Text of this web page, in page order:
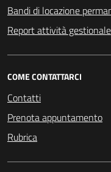
Bandi di locazione
Report attività gestionale
COME CONTATTARCI
Contatti
Prenota appuntamento
Rubrica